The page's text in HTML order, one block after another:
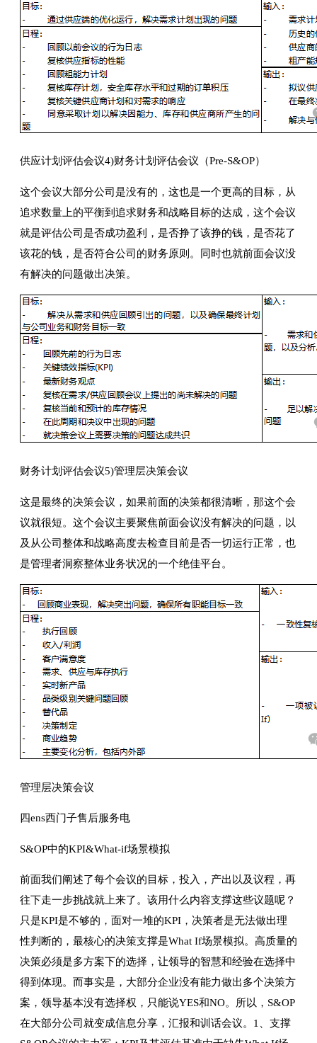
供应计划评估会议4)财务计划评估会议（Pre-S&OP）
这个会议大部分公司是没有的，这也是一个更高的目标，从
追求数量上的平衡到追求财务和战略目标的达成，这个会议
就是评估公司是否成功盈利，是否挣了该挣的钱，是否花了
该花的钱，是否符合公司的财务原则。同时也就前面会议没
有解决的问题做出决策。
财务计划评估会议5)管理层决策会议
这是最终的决策会议，如果前面的决策都很清晰，那这个会
议就很短。这个会议主要聚焦前面会议没有解决的问题，以
及从公司整体和战略高度去检查目前是否一切运行正常，也
是管理者洞察整体业务状况的一个绝佳平台。
管理层决策会议
四ens西门子售后服务电
S&OP中的KPI&What-if场景模拟
前面我们阐述了每个会议的目标，投入，产出以及议程，再
往下走一步挑战就上来了。该用什么内容支撑这些议题呢？
只是KPI是不够的，面对一堆的KPI，决策者是无法做出理
性判断的，最核心的决策支撑是What If场景模拟。高质量的
决策必须是多方案下的选择，让领导的智慧和经验在选择中
得到体现。而事实是，大部分企业没有能力做出多个决策方
案，领导基本没有选择权，只能说YES和NO。所以，S&OP
在大部分公司就变成信息分享，汇报和训话会议。1、支撑